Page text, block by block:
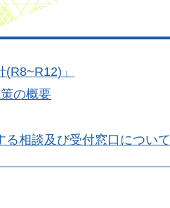
」
の概要
相談及び受付窓口について